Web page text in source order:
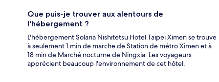
Que puis-je trouver aux alentours de
l'hébergement ?
L'hébergement Solaria Nishitetsu Hotel Taipei Ximen se trouve
à seulement 1 min de marche de Station de métro Ximen et à
18 min de Marché nocturne de Ningxia. Les voyageurs
apprécient beaucoup l'environnement de cet hôtel.